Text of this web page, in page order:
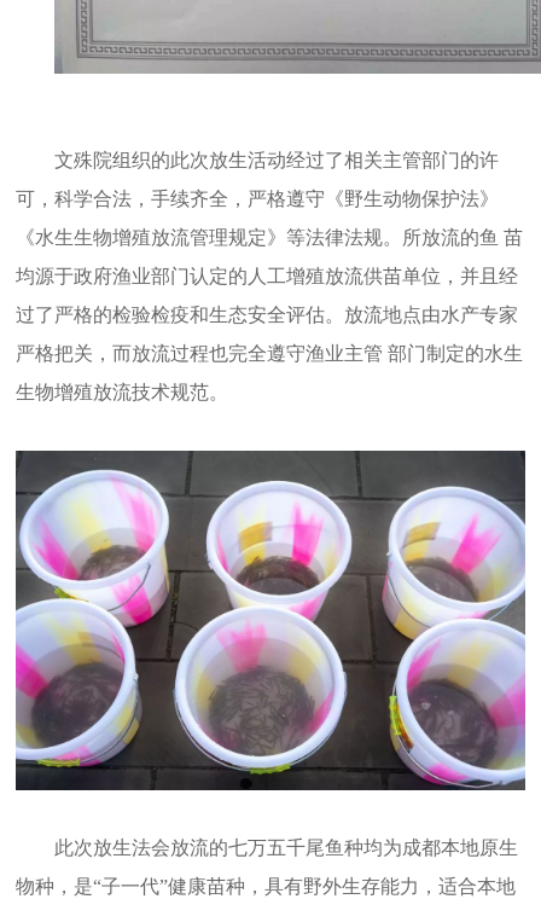
文殊院组织的此次放生活动经过了相关主管部门的许
可，科学合法，手续齐全，严格遵守《野生动物保护法》
《水生生物增殖放流管理规定》等法律法规。所放流的鱼 苗
均源于政府渔业部门认定的人工增殖放流供苗单位，并且经
过了严格的检验检疫和生态安全评估。放流地点由水产专家
严格把关，而放流过程也完全遵守渔业主管 部门制定的水生
生物增殖放流技术规范。
此次放生法会放流的七万五千尾鱼种均为成都本地原生
物种，是“子一代”健康苗种，具有野外生存能力，适合本地